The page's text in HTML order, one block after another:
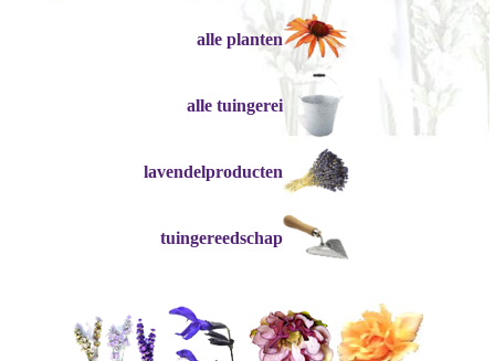
alle planten
alle tuingerei
lavendelproducten
tuingereedschap